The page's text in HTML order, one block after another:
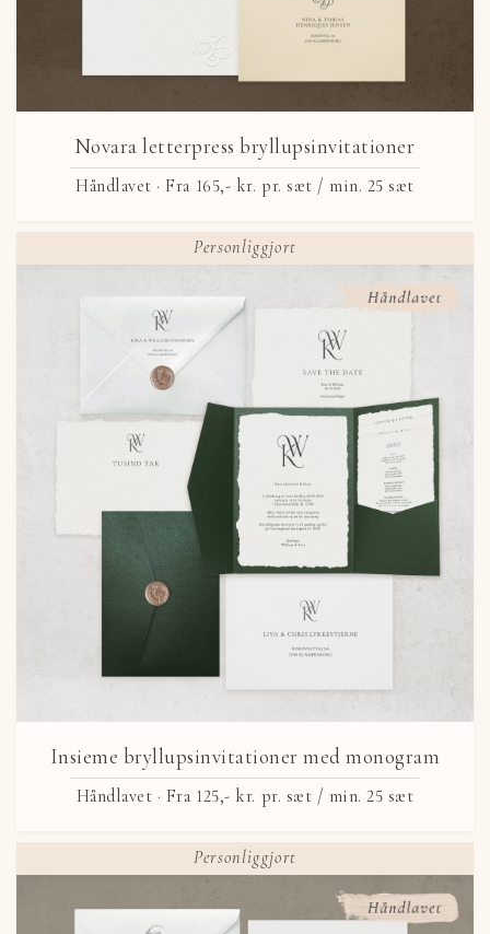
Novara letterpress bryllupsinvitationer
Håndlavet ·Fra 165,- kr. pr. sæt / min. 25 sæt
Personliggjort
Insieme bryllupsinvitationer med monogram
Håndlavet · Fra 125,- kr. pr. sæt / min. 25 sæt
Personliggjort